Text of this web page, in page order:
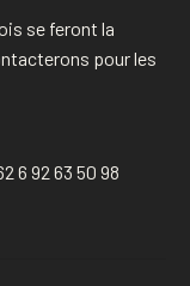
se feront la
pour les
6 92 63 50 98